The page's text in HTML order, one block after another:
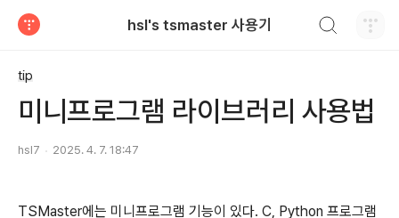
hsl's tsmaster 사용기
tip
미니프로그램 라이브러리 사용법
hsl7 2025. 4. 7. 18:47
TSMaster에는 미니프로그램 기능이 있다. C, Python 프로그램